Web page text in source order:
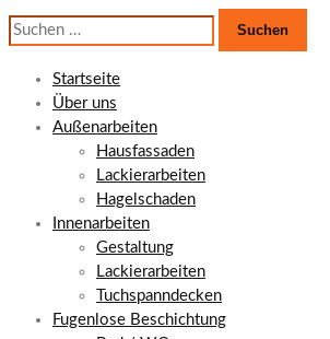
Suchen
nach:
Startseite
Über uns
Außenarbeiten
Hausfassaden
Lackierarbeiten
Hagelschaden
Innenarbeiten
Gestaltung
Lackierarbeiten
Tuchspanndecken
Fugenlose Beschichtung